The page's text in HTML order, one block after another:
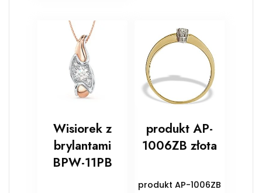
Wisiorek z
brylantami
BPW-11PB
produkt AP-
1006ZB złota
produkt AP-1006ZB